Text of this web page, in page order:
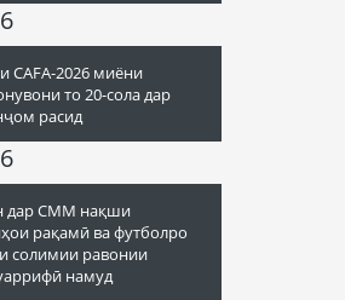
CAFA-2026 миёни
то 20-сола дар
расид
дар СММ нақши
рақамӣ ва футболро
солимии равонии
намуд